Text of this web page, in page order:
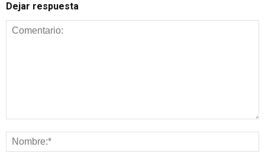
Dejar respuesta